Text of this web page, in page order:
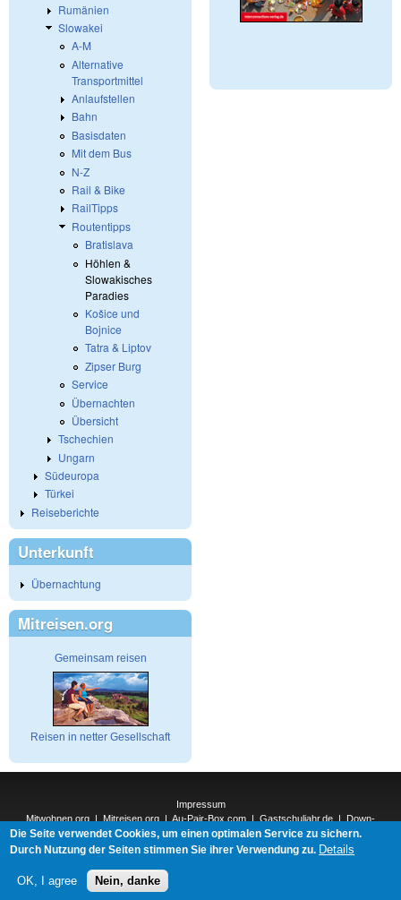
Rumänien
Slowakei
A-M
Alternative
Transportmittel
Anlaufstellen
Bahn
Basisdaten
Mit dem Bus
N-Z
Rail & Bike
RailTipps
Routentipps
Bratislava
Höhlen &
Slowakisches
Paradies
Košice und
Bojnice
Tatra & Liptov
Zipser Burg
Service
Übernachten
Übersicht
Tschechien
Ungarn
Südeuropa
Türkei
Reiseberichte
Unterkunft
Übernachtung
Mitreisen.org
Gemeinsam reisen
Reisen in netter Gesellschaft
Impressum
Mitwohnen.org|Mitreisen.org|Au-Pair-Box.com|Gastschuljahr.de|Down-
Under.org |Elderpair.com|
Interconnections-Verlag.de|Natur-und-Umwelt.org|ReiseTops.com|
Die Seite verwendet Cookies, um einen optimalen Service zu sichern.
Durch Nutzung der Seiten stimmen Sie ihrer Verwendung zu. Details
OK, I agree Nein, danke